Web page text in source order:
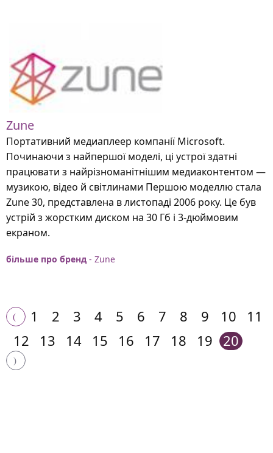
Zune
Портативний медиаплеер компанії Microsoft.
Починаючи з найпершої моделі, ці устрої здатні
працювати з найрізноманітнішим медиаконтентом —
музикою, відео й світлинами Першою моделлю стала
Zune 30, представлена в листопаді 2006 року. Це був
устрій з жорстким диском на 30 Гб і 3-дюймовим
екраном.
більше про бренд - Zune
1 2 3 4 5 6 7 8 9 10
11
12
13 14 15 16 17 18 19 20